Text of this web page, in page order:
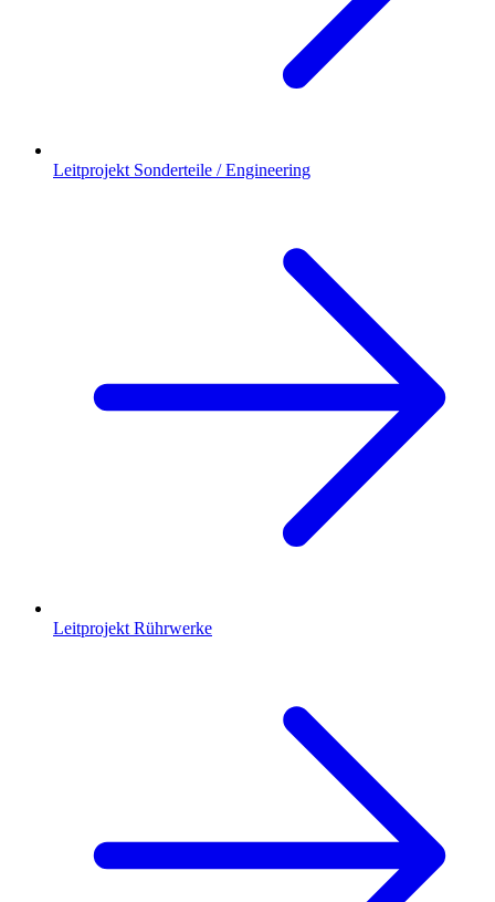
Leitprojekt Sonderteile / Engineering
Leitprojekt Rührwerke